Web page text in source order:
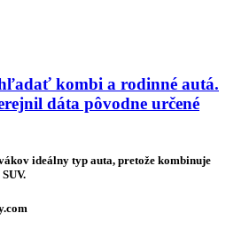
kombi a rodinné autá.
dáta pôvodne určené
ideálny typ auta, pretože kombinuje